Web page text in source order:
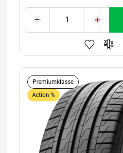
Premiumklasse
Action %